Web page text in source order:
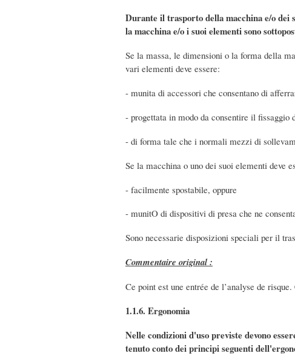
Durante il trasporto della macchina e/o dei
la macchina e/o i suoi elementi sono
Se la massa, le dimensioni o la forma della
vari elementi deve essere:
- munita di accessori che consentano di
- progettata in modo da consentire il fissaggio
- di forma tale che i normali mezzi di
Se la macchina o uno dei suoi elementi deve
- facilmente spostabile, oppure
- munitO di dispositivi di presa che ne
Sono necessarie disposizioni speciali per il
Commentaire original :
Ce point est une entrée de l’analyse de
1.1.6. Ergonomia
Nelle condizioni d'uso previste devono
tenuto conto dei principi seguenti